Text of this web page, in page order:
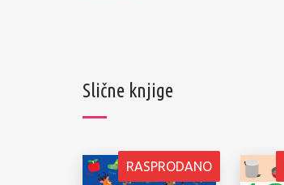
Slične knjige
RASPRODANO